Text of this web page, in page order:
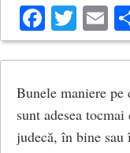
Bunele maniere pe
sunt adesea
judecă, în bine sau